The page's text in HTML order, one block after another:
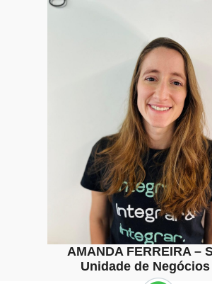
AMANDA FERREIRA –
Unidade de Negócios